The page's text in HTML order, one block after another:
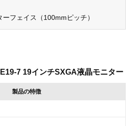
ーフェイス（100mmピッチ）
7 19インチSXGA液晶モニター
製品の特徴